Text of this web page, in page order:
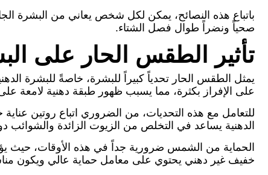
باتباع هذه النصائح، يمكن لكل شخص يعاني من البشرة
صحياً ونضراً طوال فصل الشتاء.
تأثير الطقس الحار على
يمثل الطقس الحار تحدياً كبيراً للبشرة، خاصةً للبشرة
على الإفراز بكثرة، مما يسبب ظهور طبقة دهنية لامعة
للتعامل مع هذه التحديات، من الضروري اتباع روتين
الدهنية يساعد في التخلص من الزيوت الزائدة
الحماية من الشمس ضرورية جداً في هذه الأوقات، حيث
خفيف غير دهني يحتوي على معامل حماية عالي ويكون